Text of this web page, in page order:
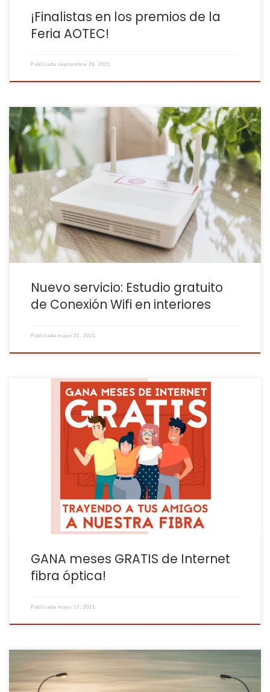
¡Finalistas en los premios de la
Feria AOTEC!
Publicada septiembre 29, 2021
Unas de las incidencias más comunes es que el wifi no llega a
todas las partes de la casa. Siempre nos gusta explicar que es
habitual puesto que la tecnología wifi no es garantizable. Lo
explicamos en el siguiente vídeo: https://youtu.be/dUrXYFyHJqk?
si=l4lERv5xTcyDnhA9 Así que, hemos dado un paso adelante y
queremos […]
Nuevo servicio: Estudio gratuito
de Conexión Wifi en interiores
Publicada mayo 21, 2021
Hoy es el día de Internet y queremos celebrarlo con vosotros,
(¿con quién mejor? ) Y es que os estamos eternamente
agradecidos porque sois muchííísimos los nuevos clientes que
venís recomendados por otros amigos, así que queremos
premiarlo… ¡Vamos al grano! ¿¿CÓMO TE PUEDES LLEVAR MESES
GANA meses GRATIS de Internet
fibra óptica!
Publicada mayo 17, 2021